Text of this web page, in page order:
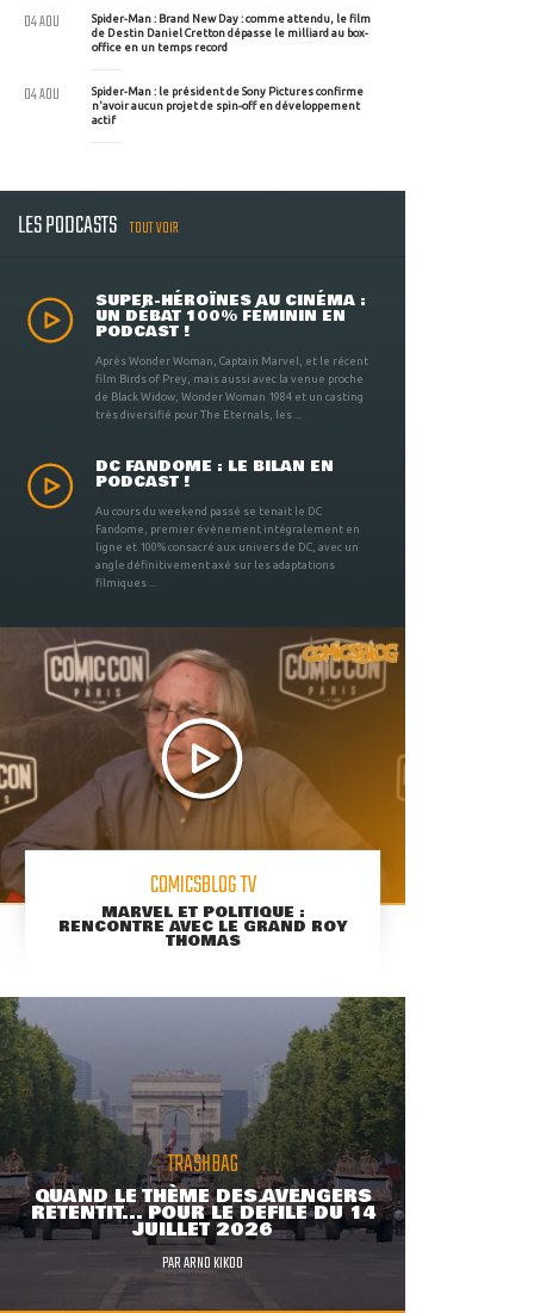
Spider-Man : Brand New Day : comme attendu, le film
de Destin Daniel Cretton dépasse le milliard au box-
office en un temps record
04 AOU
Spider-Man : le président de Sony Pictures confirme
n'avoir aucun projet de spin-off en développement
actif
04 AOU
LES PODCASTS TOUT VOIR
SUPER-HÉROÏNES AU CINÉMA :
UN DÉBAT 100% FÉMININ EN
PODCAST !
Après Wonder Woman, Captain Marvel, et le récent
film Birds of Prey, mais aussi avec la venue proche
de Black Widow, Wonder Woman 1984 et un casting
très diversifié pour The Eternals, les ...
DC FANDOME : LE BILAN EN
PODCAST !
Au cours du weekend passé se tenait le DC
Fandome, premier évènement intégralement en
ligne et 100% consacré aux univers de DC, avec un
angle définitivement axé sur les adaptations
filmiques ...
COMICSBLOG TV
MARVEL ET POLITIQUE :
RENCONTRE AVEC LE GRAND ROY
THOMAS
TRASHBAG
QUAND LE THÈME DES AVENGERS
RETENTIT... POUR LE DÉFILÉ DU 14
JUILLET 2026
PARARNO KIKOO